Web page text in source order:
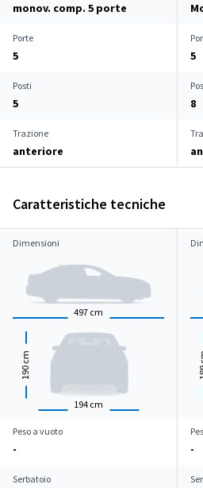
monov. comp. 5 porte
Porte
5 5
Posti
5 8
Trazione
anteriore
Caratteristiche tecniche
Dimensioni
497 cm
194 cm
190
cm
Peso a vuoto
- -
Serbatoio